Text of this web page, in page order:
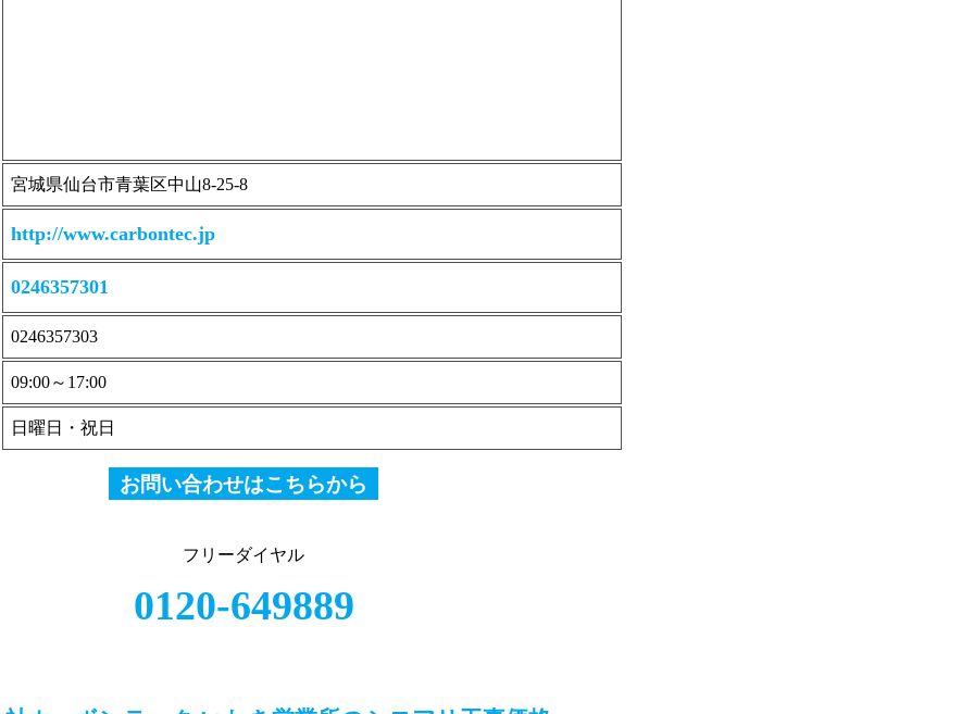
宮城県仙台市青葉区中山8-25-8
http://www.carbontec.jp
0246357301
0246357303
09:00～17:00
日曜日・祝日
お問い合わせはこちらから
フリーダイヤル
0120-649889